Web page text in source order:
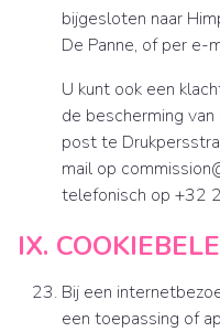
bijgesloten naar
De Panne, of per e-
U kunt ook een
de bescherming
post te
mail op
telefonisch op +32
IX.
Bij een
een toepassing of